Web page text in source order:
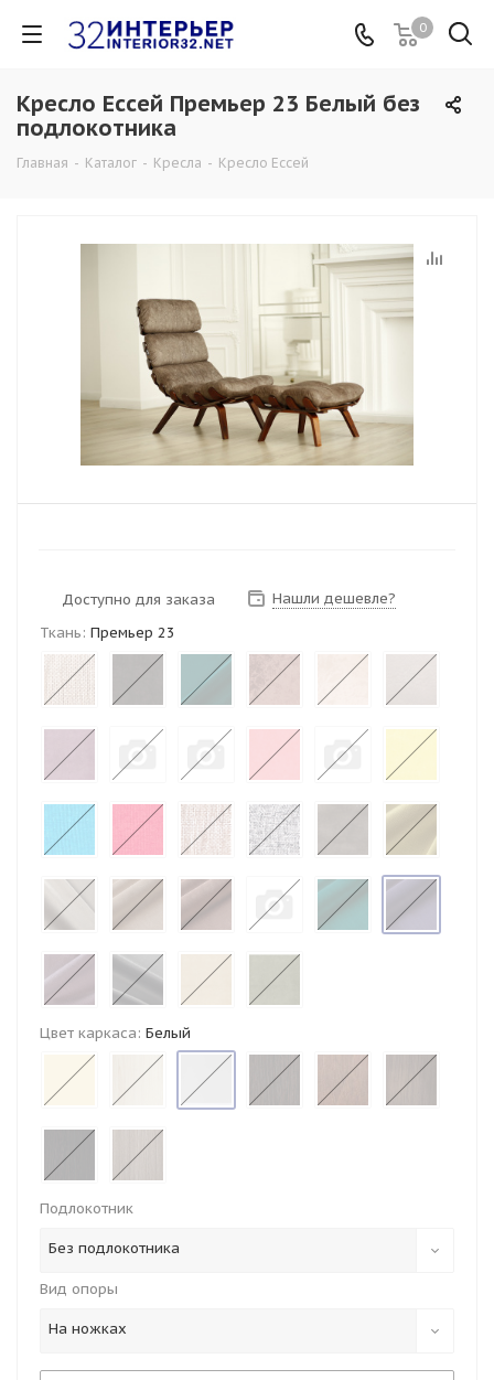
0
Кресло Ессей Премьер 23 Белый без
подлокотника
Главная - Каталог - Кресла - Кресло Ессей
Доступно для заказа
Нашли дешевле?
Ткань: Премьер 23
Цвет каркаса: Белый
Подлокотник
Без подлокотника
Вид опоры
На ножках